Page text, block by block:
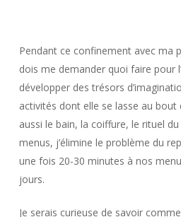
Pendant ce confinement avec ma
dois me demander quoi faire pour
développer des trésors
activités dont elle se lasse au bout
aussi le bain, la coiffure, le rituel
menus, j’élimine le problème du
une fois 20-30 minutes à nos
jours.
Je serais curieuse de savoir